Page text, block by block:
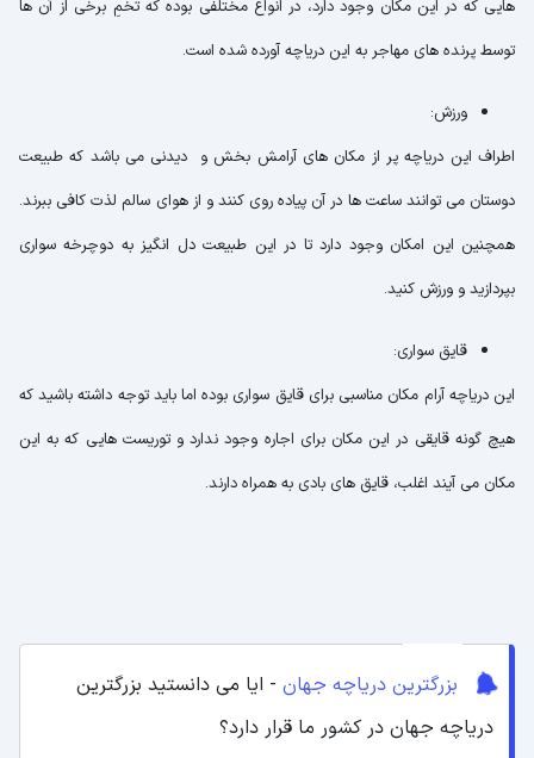
هایی که در این مکان وجود دارد، در انواع مختلفی بوده که تخمِ برخی از آن ها
توسط پرنده های مهاجر به این دریاچه آورده شده است.
ورزش:
اطراف این دریاچه پر از مکان های آرامش بخش و دیدنی می باشد که طبیعت
دوستان می توانند ساعت ها در آن پیاده روی کنند و از هوای سالم لذت کافی ببرند.
همچنین این امکان وجود دارد تا در این طبیعت دل انگیز به دوچرخه سواری
بپردازید و ورزش کنید.
قایق سواری:
این دریاچه آرام مکان مناسبی برای قایق سواری بوده اما باید توجه داشته باشید که
هیچ گونه قایقی در این مکان برای اجاره وجود ندارد و توریست هایی که به این
مکان می آیند اغلب، قایق های بادی به همراه دارند.
بزرگترین دریاچه جهان - ایا می دانستید بزرگترین
دریاچه جهان در کشور ما قرار دارد؟